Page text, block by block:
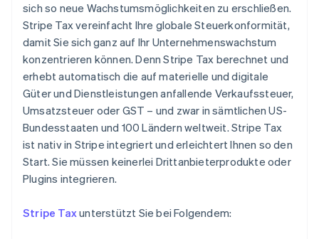
sich so neue Wachstumsmöglichkeiten zu erschließen.
Stripe Tax vereinfacht Ihre globale Steuerkonformität,
damit Sie sich ganz auf Ihr Unternehmenswachstum
konzentrieren können. Denn Stripe Tax berechnet und
erhebt automatisch die auf materielle und digitale
Güter und Dienstleistungen anfallende Verkaufssteuer,
Umsatzsteuer oder GST – und zwar in sämtlichen US-
Bundesstaaten und 100 Ländern weltweit. Stripe Tax
ist nativ in Stripe integriert und erleichtert Ihnen so den
Start. Sie müssen keinerlei Drittanbieterprodukte oder
Plugins integrieren.
Stripe Taxunterstützt Sie bei Folgendem: